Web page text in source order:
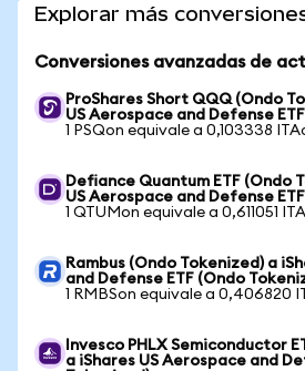
Explorar más
Conversiones avanzadas de
ProShares Short QQQ (Ondo
US Aerospace and Defense
1 PSQon equivale a 0,103338
Defiance Quantum ETF (Ondo
US Aerospace and Defense
1 QTUMon equivale a 0,611051
Rambus (Ondo Tokenized) a
and Defense ETF (Ondo
1 RMBSon equivale a 0,406820
Invesco PHLX Semiconductor
a iShares US Aerospace and